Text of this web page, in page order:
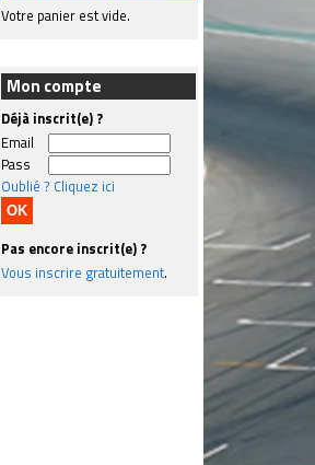
Votre panier est vide.
Mon compte
Déjà inscrit(e) ?
Email
Pass
Oublié ? Cliquez ici
Pas encore inscrit(e) ?
Vous inscrire gratuitement.